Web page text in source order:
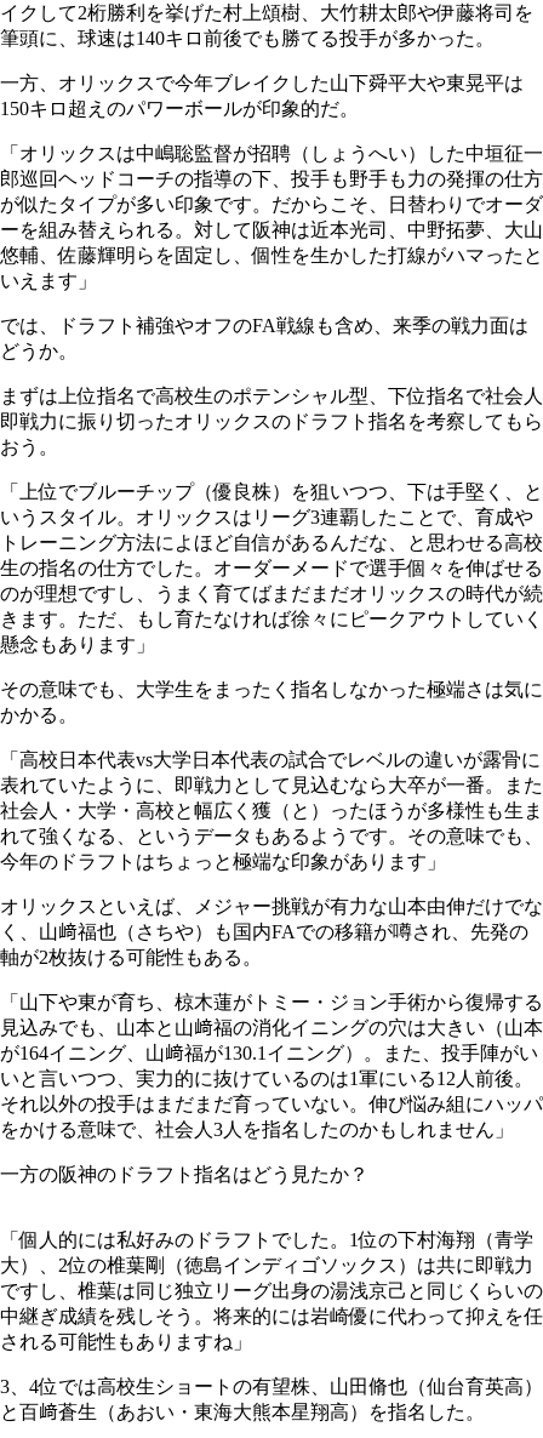
イクして2桁勝利を挙げた村上頌樹、大竹耕太郎や伊藤将司を
筆頭に、球速は140キロ前後でも勝てる投手が多かった。
一方、オリックスで今年ブレイクした山下舜平大や東晃平は
150キロ超えのパワーボールが印象的だ。
「オリックスは中嶋聡監督が招聘（しょうへい）した中垣征一
郎巡回ヘッドコーチの指導の下、投手も野手も力の発揮の仕方
が似たタイプが多い印象です。だからこそ、日替わりでオーダ
ーを組み替えられる。対して阪神は近本光司、中野拓夢、大山
悠輔、佐藤輝明らを固定し、個性を生かした打線がハマったと
いえます」
では、ドラフト補強やオフのFA戦線も含め、来季の戦力面は
どうか。
まずは上位指名で高校生のポテンシャル型、下位指名で社会人
即戦力に振り切ったオリックスのドラフト指名を考察してもら
おう。
「上位でブルーチップ（優良株）を狙いつつ、下は手堅く、と
いうスタイル。オリックスはリーグ3連覇したことで、育成や
トレーニング方法によほど自信があるんだな、と思わせる高校
生の指名の仕方でした。オーダーメードで選手個々を伸ばせる
のが理想ですし、うまく育てばまだまだオリックスの時代が続
きます。ただ、もし育たなければ徐々にピークアウトしていく
懸念もあります」
その意味でも、大学生をまったく指名しなかった極端さは気に
かかる。
「高校日本代表vs大学日本代表の試合でレベルの違いが露骨に
表れていたように、即戦力として見込むなら大卒が一番。また
社会人・大学・高校と幅広く獲（と）ったほうが多様性も生ま
れて強くなる、というデータもあるようです。その意味でも、
今年のドラフトはちょっと極端な印象があります」
オリックスといえば、メジャー挑戦が有力な山本由伸だけでな
く、山﨑福也（さちや）も国内FAでの移籍が噂され、先発の
軸が2枚抜ける可能性もある。
「山下や東が育ち、椋木蓮がトミー・ジョン手術から復帰する
見込みでも、山本と山﨑福の消化イニングの穴は大きい（山本
が164イニング、山﨑福が130.1イニング）。また、投手陣がい
いと言いつつ、実力的に抜けているのは1軍にいる12人前後。
それ以外の投手はまだまだ育っていない。伸び悩み組にハッパ
をかける意味で、社会人3人を指名したのかもしれません」
一方の阪神のドラフト指名はどう見たか？
「個人的には私好みのドラフトでした。1位の下村海翔（青学
大）、2位の椎葉剛（徳島インディゴソックス）は共に即戦力
ですし、椎葉は同じ独立リーグ出身の湯浅京己と同じくらいの
中継ぎ成績を残しそう。将来的には岩崎優に代わって抑えを任
される可能性もありますね」
3、4位では高校生ショートの有望株、山田脩也（仙台育英高）
と百﨑蒼生（あおい・東海大熊本星翔高）を指名した。